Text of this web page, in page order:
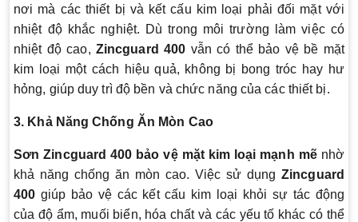
nơi mà các thiết bị và kết cấu kim loại phải đối mặt với
nhiệt độ khắc nghiệt. Dù trong môi trường làm việc có
nhiệt độ cao, Zincguard 400 vẫn có thể bảo vệ bề mặt
kim loại một cách hiệu quả, không bị bong tróc hay hư
hỏng, giúp duy trì độ bền và chức năng của các thiết bị.
3. Khả Năng Chống Ăn Mòn Cao
Sơn Zincguard 400 bảo vệ mặt kim loại mạnh mẽnhờ
khả năng chống ăn mòn cao. Việc sử dụngZincguard
400 giúp bảo vệ các kết cấu kim loại khỏi sự tác động
của độ ẩm, muối biển, hóa chất và các yếu tố khác có thể